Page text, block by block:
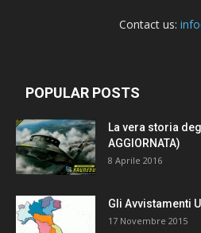
Contact us:
POPULAR POSTS
La vera storia
AGGIORNATA)
8 Aprile 2016
Gli Avvistamenti
17 Novembre 2015